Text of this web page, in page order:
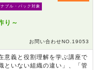
ブル・パック対象
り～
お問い合わせNO.19053
意義と役割理解を学ぶ講座で
といない組織の違い」、「管